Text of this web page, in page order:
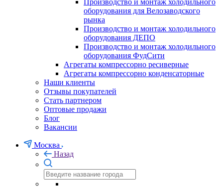
Производство и монтаж холодильного
оборудования для Велозаводского
рынка
Производство и монтаж холодильного
оборудования ДЕПО
Производство и монтаж холодильного
оборудования ФудСити
Агрегаты компрессорно ресиверные
Агрегаты компрессорно конденсаторные
Наши клиенты
Отзывы покупателей
Стать партнером
Оптовые продажи
Блог
Вакансии
Москва
Назад